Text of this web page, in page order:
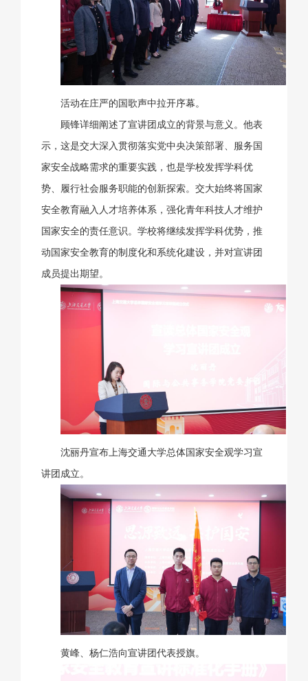
活动在庄严的国歌声中拉开序幕。
顾锋详细阐述了宣讲团成立的背景与意义。他表
示，这是交大深入贯彻落实党中央决策部署、服务国
家安全战略需求的重要实践，也是学校发挥学科优
势、履行社会服务职能的创新探索。交大始终将国家
安全教育融入人才培养体系，强化青年科技人才维护
国家安全的责任意识。学校将继续发挥学科优势，推
动国家安全教育的制度化和系统化建设，并对宣讲团
成员提出期望。
沈丽丹宣布上海交通大学总体国家安全观学习宣
讲团成立。
黄峰、杨仁浩向宣讲团代表授旗。